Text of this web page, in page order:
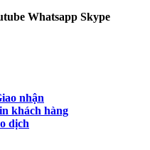
Whatsapp Skype
nhận
khách hàng
dịch